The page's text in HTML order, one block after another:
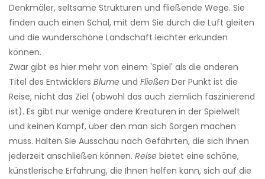
Denkmäler, seltsame Strukturen und fließende Wege. Sie
finden auch einen Schal, mit dem Sie durch die Luft gleiten
und die wunderschöne Landschaft leichter erkunden
können.
Zwar gibt es hier mehr von einem 'Spiel' als die anderen
Titel des Entwicklers Blume und Fließen Der Punkt ist die
Reise, nicht das Ziel (obwohl das auch ziemlich faszinierend
ist). Es gibt nur wenige andere Kreaturen in der Spielwelt
und keinen Kampf, über den man sich Sorgen machen
muss. Halten Sie Ausschau nach Gefährten, die sich Ihnen
jederzeit anschließen können. Reise bietet eine schöne,
künstlerische Erfahrung, die Ihnen helfen kann, sich auf die